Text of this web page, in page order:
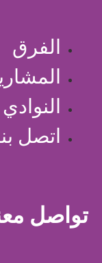
الفرق
النوادي
اتصل
تواصل